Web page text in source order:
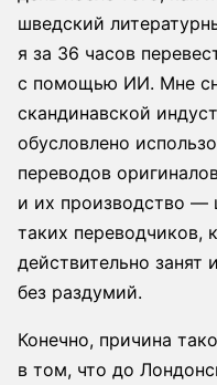
шведский
я за 36 часов
с помощью ИИ. Мне
скандинавской
обусловлено
переводов
и их производство —
таких переводчиков,
действительно занят
без раздумий.
Конечно, причина
в том, что до